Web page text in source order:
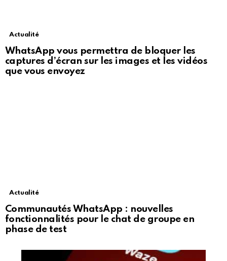
Actualité
WhatsApp vous permettra de bloquer les
captures d’écran sur les images et les vidéos
que vous envoyez
Actualité
Communautés WhatsApp : nouvelles
fonctionnalités pour le chat de groupe en
phase de test